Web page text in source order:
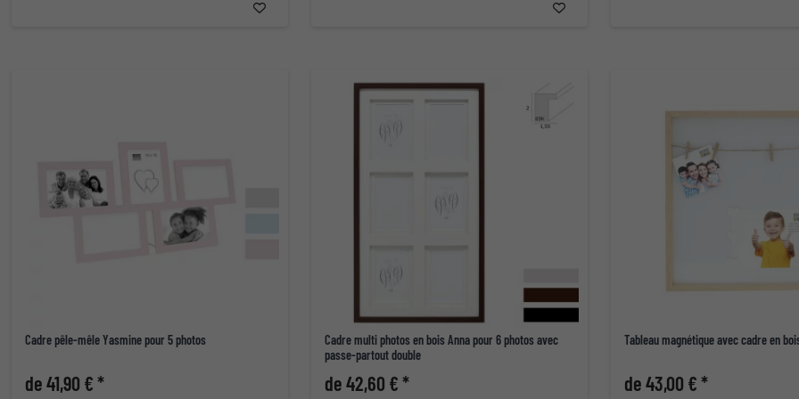
Cadre pêle-mêle Yasmine pour 5 photos
de 41,90 € *
Cadre multi photos en bois Anna pour 6 photos avec
passe-partout double
de 42,60 € *
Tableau magnétique avec cadre en
de 43,00 € *